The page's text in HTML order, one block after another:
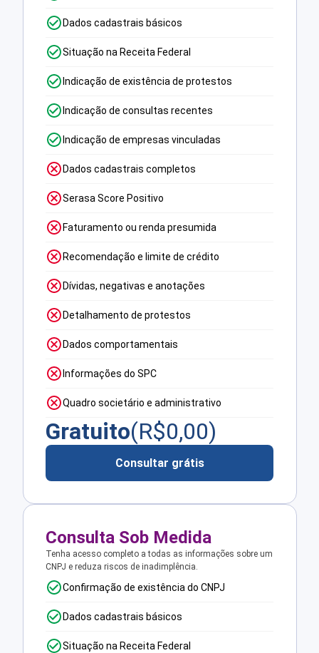
Dados cadastrais básicos
Situação na Receita Federal
Indicação de existência de protestos
Indicação de consultas recentes
Indicação de empresas vinculadas
Dados cadastrais completos
Serasa Score Positivo
Faturamento ou renda presumida
Recomendação e limite de crédito
Dívidas, negativas e anotações
Detalhamento de protestos
Dados comportamentais
Informações do SPC
Quadro societário e administrativo
Gratuito(R$0,00)
Consultar grátis
Consulta Sob Medida
Tenha acesso completo a todas as informações sobre um
CNPJ e reduza riscos de inadimplência.
Confirmação de existência do CNPJ
Dados cadastrais básicos
Situação na Receita Federal